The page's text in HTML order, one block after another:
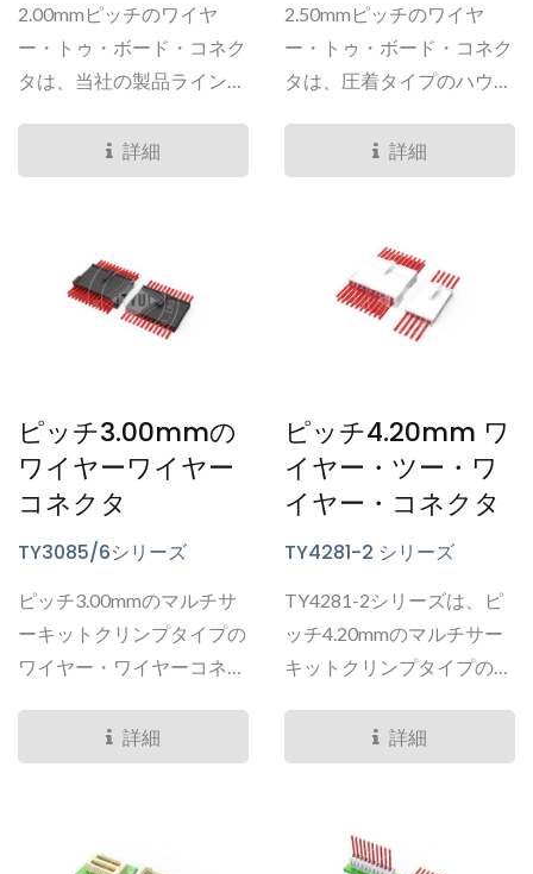
TU2005、TU2006、
TU2007、TU2008、
TU2011、TU2013,
TS2016、TU2015、
TU2023、TU2031 シリー
ズ
2.00mmピッチのワイヤ
ー・トゥ・ボード・コネク
タは、当社の製品ラインナ
ポートフォリオの一つで
す。このシリーズでは、内
ロック、シングルローまた
はデュアルロー、TPAバー
ジョン、標準または高電流
タイプなど、さまざまな構
成をほぼすべて見つけるこ
とができます。
詳細
TU3007、TU3009、
TU3011、TU5004シリーズ
2.50mmピッチのワイヤ
ー・トゥ・ボード・コネク
タは、圧着タイプのハウジ
側はスルーホールタイプの
PCBヘッダです。...
詳細
ピッチ3.00mmの
ワイヤーワイヤー
コネクタ
TY3085/6シリーズ
ピッチ3.00mmのマルチサ
ーキットクリンプタイプの
ワイヤー・ワイヤーコネク
で最も汎用性のあるコネク
タの一つです。...
詳細
ピッチ4.20mm ワ
イヤー・ツー・ワ
イヤー・コネクタ
TY4281-2 シリーズ
TY4281-2シリーズは、ピ
ッチ4.20mmのマルチサー
キットクリンプタイプのワ
詳細